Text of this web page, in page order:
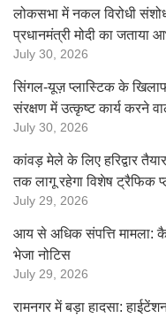
लोकसभा में नकल विरोधी
प्रधानमंत्री मोदी का जताया
July 30, 2026
सिंगल-यूज़ प्लास्टिक के खिलाफ
संरक्षण में उत्कृष्ट कार्य करने
July 30, 2026
कांवड़ मेले के लिए हरिद्वार
तक लागू रहेगा विशेष ट्रैफिक
July 29, 2026
आय से अधिक संपत्ति मामला:
भेजा नोटिस
July 29, 2026
रामनगर में बड़ा हादसा: